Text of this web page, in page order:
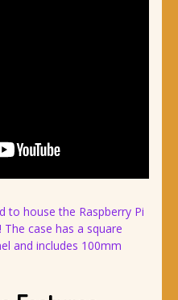
to house the Raspberry Pi
case has a square
and includes 100mm